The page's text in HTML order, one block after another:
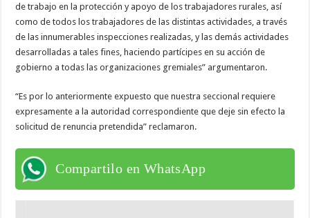
de trabajo en la protección y apoyo de los trabajadores rurales, así
como de todos los trabajadores de las distintas actividades, a través
de las innumerables inspecciones realizadas, y las demás actividades
desarrolladas a tales fines, haciendo partícipes en su acción de
gobierno a todas las organizaciones gremiales” argumentaron.
“Es por lo anteriormente expuesto que nuestra seccional requiere
expresamente a la autoridad correspondiente que deje sin efecto la
solicitud de renuncia pretendida” reclamaron.
Compartilo en WhatsApp